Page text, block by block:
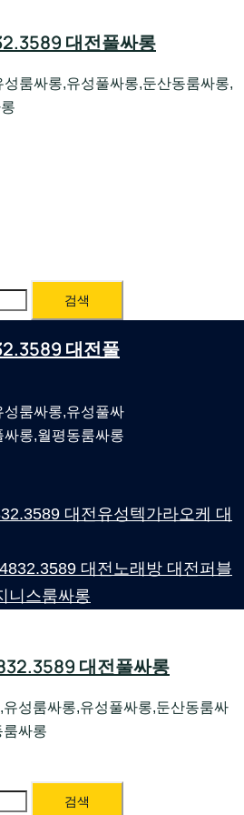
대전풀싸롱
룸싸롱,유성풀싸롱,둔산동룸싸롱,
대전풀
룸싸롱,유성풀싸
롱,월평동룸싸롱
대전유성텍가라오케 대
대전노래방 대전퍼블
니스룸싸롱
대전풀싸롱
성룸싸롱,유성풀싸롱,둔산동룸싸
룸싸롱